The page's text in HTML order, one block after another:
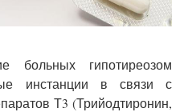
больных гипотиреозом
инстанции в связи с
Т3 (Трийодтиронин,